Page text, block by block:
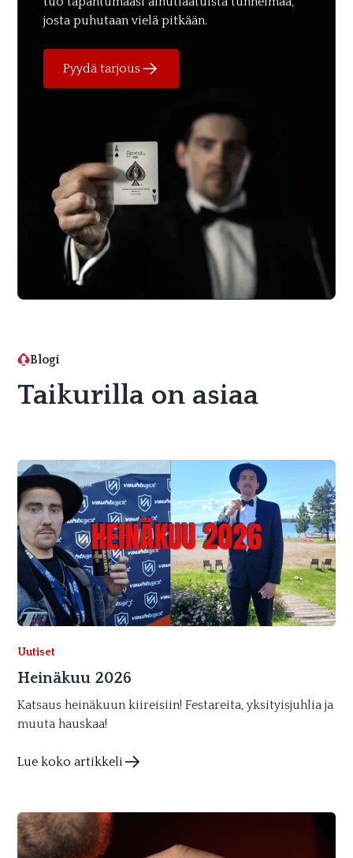
josta puhutaan vielä pitkään.
Pyydä tarjous
Blogi
Taikurilla on asiaa
Uutiset
Heinäkuu 2026
Katsaus heinäkuun kiireisiin! Festareita, yksityisjuhlia ja
muuta hauskaa!
Lue koko artikkeli